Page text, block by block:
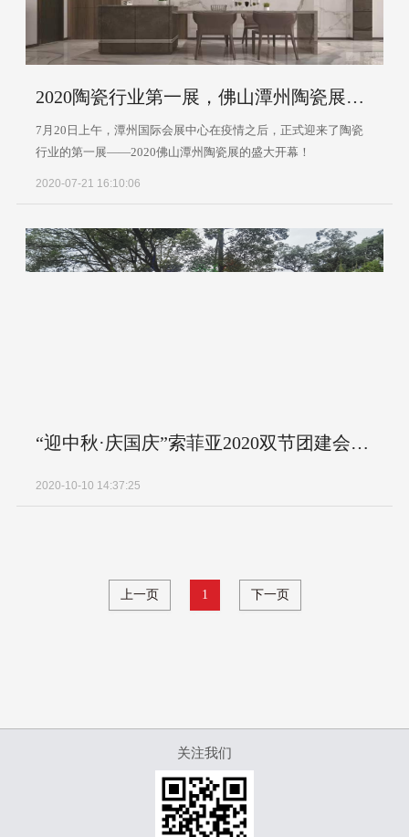
2020陶瓷行业第一展，佛山潭州陶瓷展盛大开幕
7月20日上午，潭州国际会展中心在疫情之后，正式迎来了陶瓷
行业的第一展——2020佛山潭州陶瓷展的盛大开幕！
2020-07-21 16:10:06
“迎中秋·庆国庆”索菲亚2020双节团建会圆满结束
2020-10-10 14:37:25
上一页 1 下一页
关注我们